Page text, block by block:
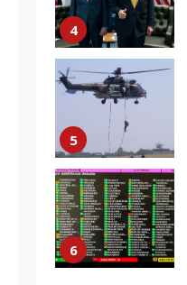
4
5
6